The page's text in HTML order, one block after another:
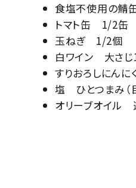
食塩不使用の
トマト缶 1/2缶
玉ねぎ 1/2個
白ワイン 大さじ
すりおろしにん
塩 ひとつまみ（
オリーブオイル